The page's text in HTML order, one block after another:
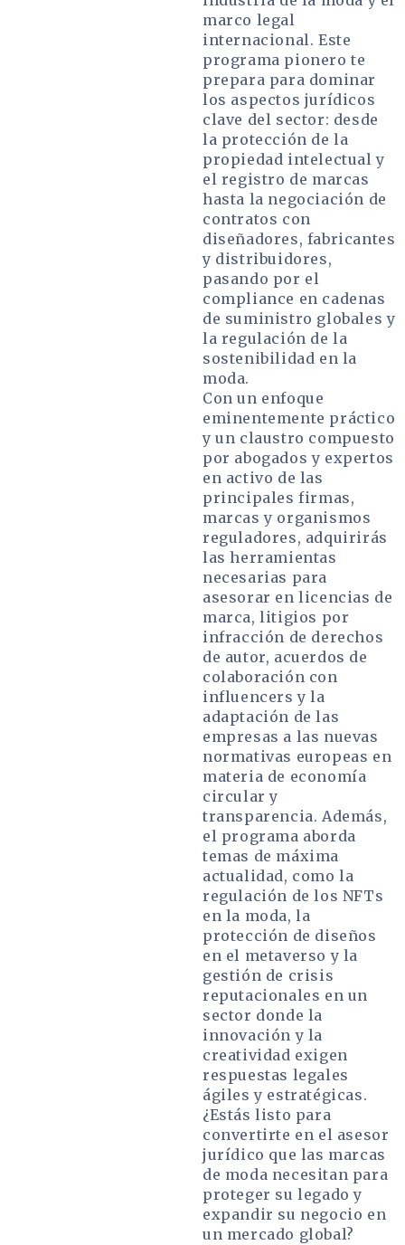
marco legal
internacional. Este
programa pionero te
prepara para dominar
los aspectos jurídicos
clave del sector: desde
la protección de la
propiedad intelectual y
el registro de marcas
hasta la negociación de
contratos con
diseñadores, fabricantes
y distribuidores,
pasando por el
compliance en cadenas
de suministro globales y
la regulación de la
sostenibilidad en la
moda.
Con un enfoque
eminentemente práctico
y un claustro compuesto
por abogados y expertos
en activo de las
principales firmas,
marcas y organismos
reguladores, adquirirás
las herramientas
necesarias para
asesorar en licencias de
marca, litigios por
infracción de derechos
de autor, acuerdos de
colaboración con
influencers y la
adaptación de las
empresas a las nuevas
normativas europeas en
materia de economía
circular y
transparencia. Además,
el programa aborda
temas de máxima
actualidad, como la
regulación de los NFTs
en la moda, la
protección de diseños
en el metaverso y la
gestión de crisis
reputacionales en un
sector donde la
innovación y la
creatividad exigen
respuestas legales
ágiles y estratégicas.
¿Estás listo para
convertirte en el asesor
jurídico que las marcas
de moda necesitan para
proteger su legado y
expandir su negocio en
un mercado global?